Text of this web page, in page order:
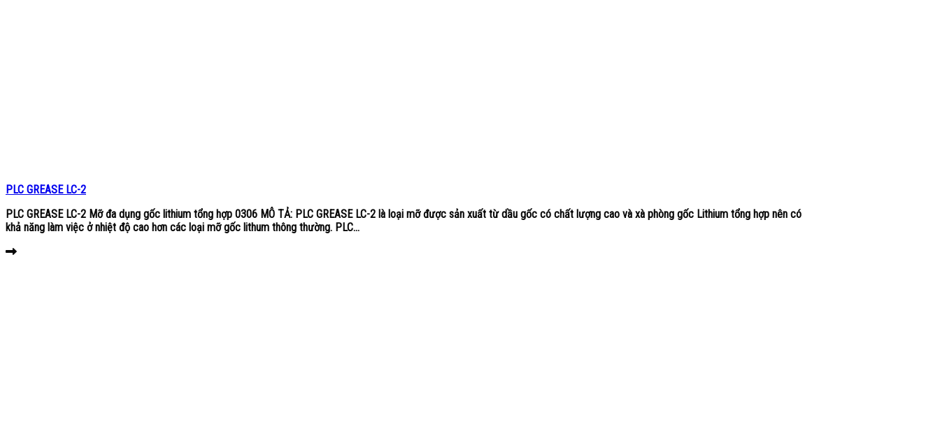
PLC GREASE LC-2
PLC GREASE LC-2 Mỡ đa dụng gốc lithium tổng hợp 0306 MÔ TẢ: PLC GREASE LC-2 là loại mỡ được sản xuất từ dầu gốc có chất lượng cao và xà phòng gốc Lithium tổng hợp nên có
khả năng làm việc ở nhiệt độ cao hơn các loại mỡ gốc lithum thông thường. PLC...